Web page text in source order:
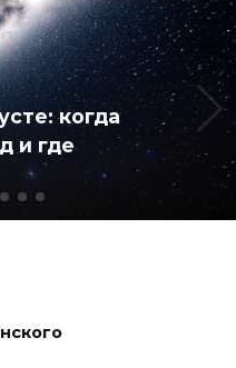
когда
и где